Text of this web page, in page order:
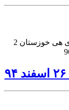
نیازمندی هی خوزستان 2 اسفند 96کندو نیازمندی هی خوزستان 2